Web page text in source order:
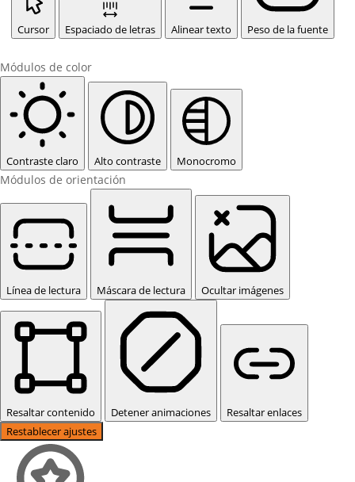
Cursor Espaciado de letras Alinear texto Peso de la fuente
Módulos de color
Contraste claro Alto contraste Monocromo
Módulos de orientación
Línea de lectura Máscara de lectura Ocultar imágenes
Resaltar contenido Detener animaciones
Resaltar enlaces
Restablecer ajustes